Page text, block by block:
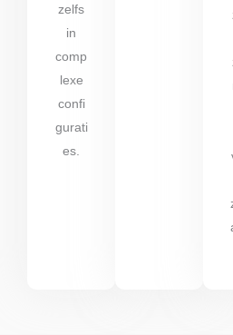
zelfs
in
comp
lexe
confi
gurati
es.